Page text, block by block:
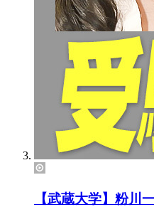
【武蔵大学】粉川